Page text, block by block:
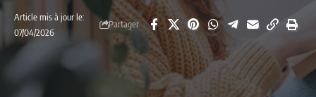
Article mis à jour le:
07/04/2026
Partager